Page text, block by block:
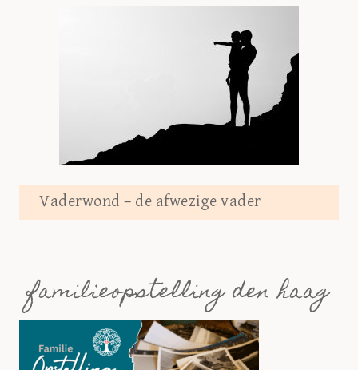
Vaderwond – de afwezige vader
familieopstelling den haag